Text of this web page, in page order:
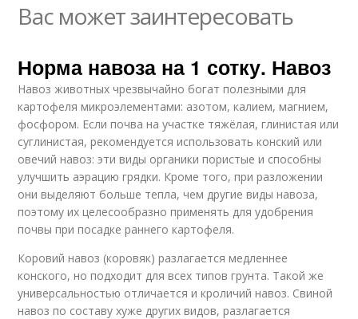
Вас может заинтересовать
Норма навоза на 1 сотку. Навоз
Навоз животных чрезвычайно богат полезными для
картофеля микроэлементами: азотом, калием, магнием,
фосфором. Если почва на участке тяжёлая, глинистая или
суглинистая, рекомендуется использовать конский или
овечий навоз: эти виды органики пористые и способны
улучшить аэрацию грядки. Кроме того, при разложении
они выделяют больше тепла, чем другие виды навоза,
поэтому их целесообразно применять для удобрения
почвы при посадке раннего картофеля.
Коровий навоз (коровяк) разлагается медленнее
конского, но подходит для всех типов грунта. Такой же
универсальностью отличается и кроличий навоз. Свиной
навоз по составу хуже других видов, разлагается